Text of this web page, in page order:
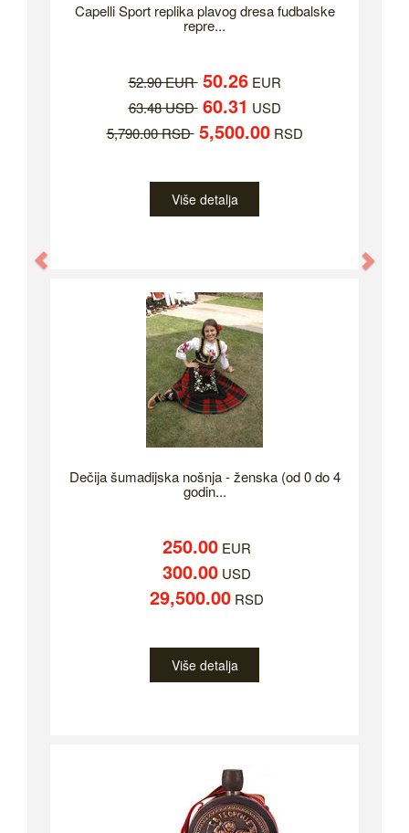
Capelli Sport replika plavog dresa fudbalske
repre...
52.90 EUR 50.26EUR
63.48 USD 60.31 USD
5,790.00 RSD 5,500.00RSD
Više detalja
Dečija šumadijska nošnja - ženska (od 0 do 4
godin...
250.00 EUR
300.00 USD
29,500.00 RSD
Više detalja